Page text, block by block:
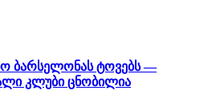
ბარსელონას ტოვებს —
კლუბი ცნობილია